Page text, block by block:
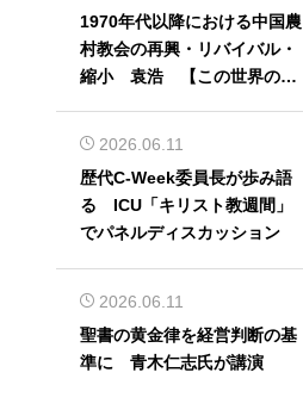
1970年代以降における中国農
村教会の再興・リバイバル・
縮小 袁浩 【この世界の片
2026.06.11
歴代C-Week委員長が歩み語
る ICU「キリスト教週間」
でパネルディスカッション
2026.06.11
聖書の黄金律を経営判断の基
準に 青木仁志氏が講演